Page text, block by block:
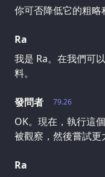
你可否降低它的粗略
Ra
我是 Ra。在我們可
料。
79.26
發問者
OK。現在，執行這
被觀察，然後嘗試更
Ra